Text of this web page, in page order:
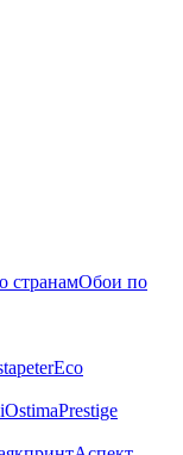
странамОбои по
Eco
OstimaPrestige